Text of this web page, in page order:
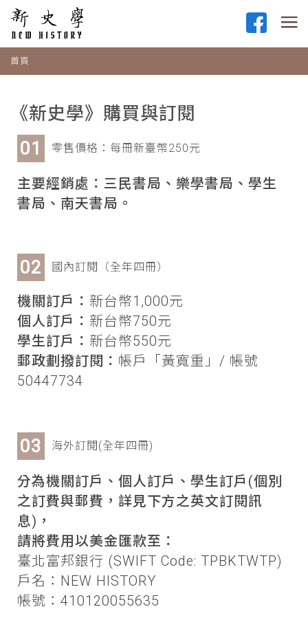
首頁
《新史學》購買與訂閱
零售價格：每冊新臺幣250元
主要經銷處：三民書局、樂學書局、學生
書局、南天書局。
國內訂閱（全年四冊）
機關訂戶： 新台幣1,000元
個人訂戶： 新台幣750元
學生訂戶： 新台幣550元
郵政劃撥訂閱： 帳戶「黃寬重」/ 帳號
50447734
海外訂閱(全年四冊)
分為機關訂戶、個人訂戶、學生訂戶(個別
之訂費與郵費，詳見下方之英文訂閱訊
息)，
請將費用以美金匯款至：
臺北富邦銀行 (SWIFT Code: TPBKTWTP)
戶名：NEW HISTORY
帳號：410120055635